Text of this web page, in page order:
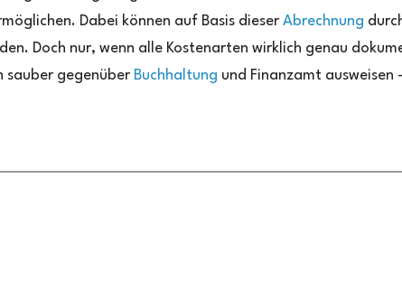
Dabei können auf Basis dieser Abrechnung
Doch nur, wenn alle Kostenarten wirklich genau
sauber gegenüber Buchhaltung und Finanzamt ausweisen